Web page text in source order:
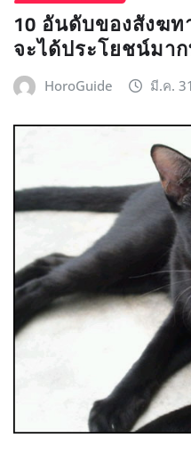
10 อันดับของสังฆ
จะได้ประโยชน์มา
HoroGuide มี.ค.